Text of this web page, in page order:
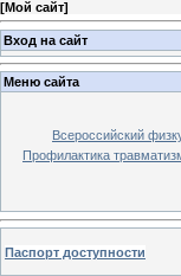
[Мой сайт]
Вход на сайт
Меню сайта
Всероссийский
Профилактика
Паспорт доступности